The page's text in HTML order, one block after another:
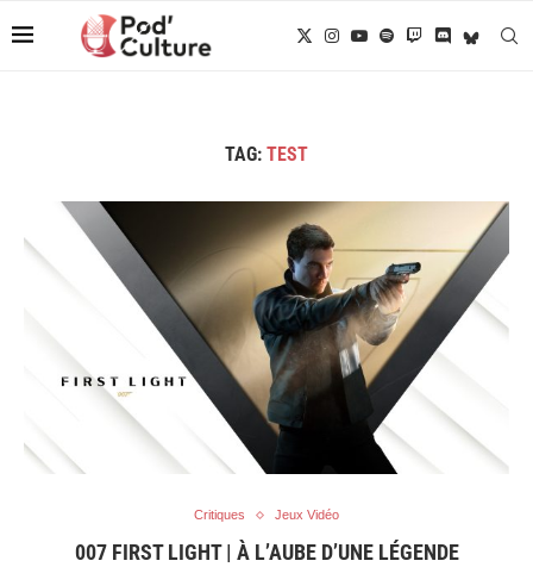
TAG: TEST
Critiques Jeux Vidéo
007 FIRST LIGHT | À L’AUBE D’UNE LÉGENDE